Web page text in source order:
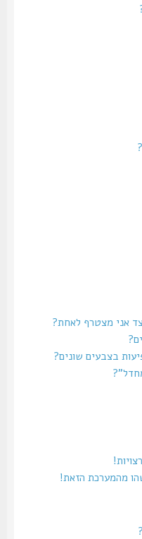
מצטרף לאחת?
שונים?
הזאת!